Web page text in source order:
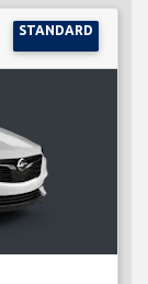
STANDARD